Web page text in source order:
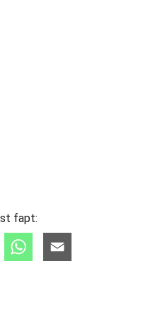
fapt: